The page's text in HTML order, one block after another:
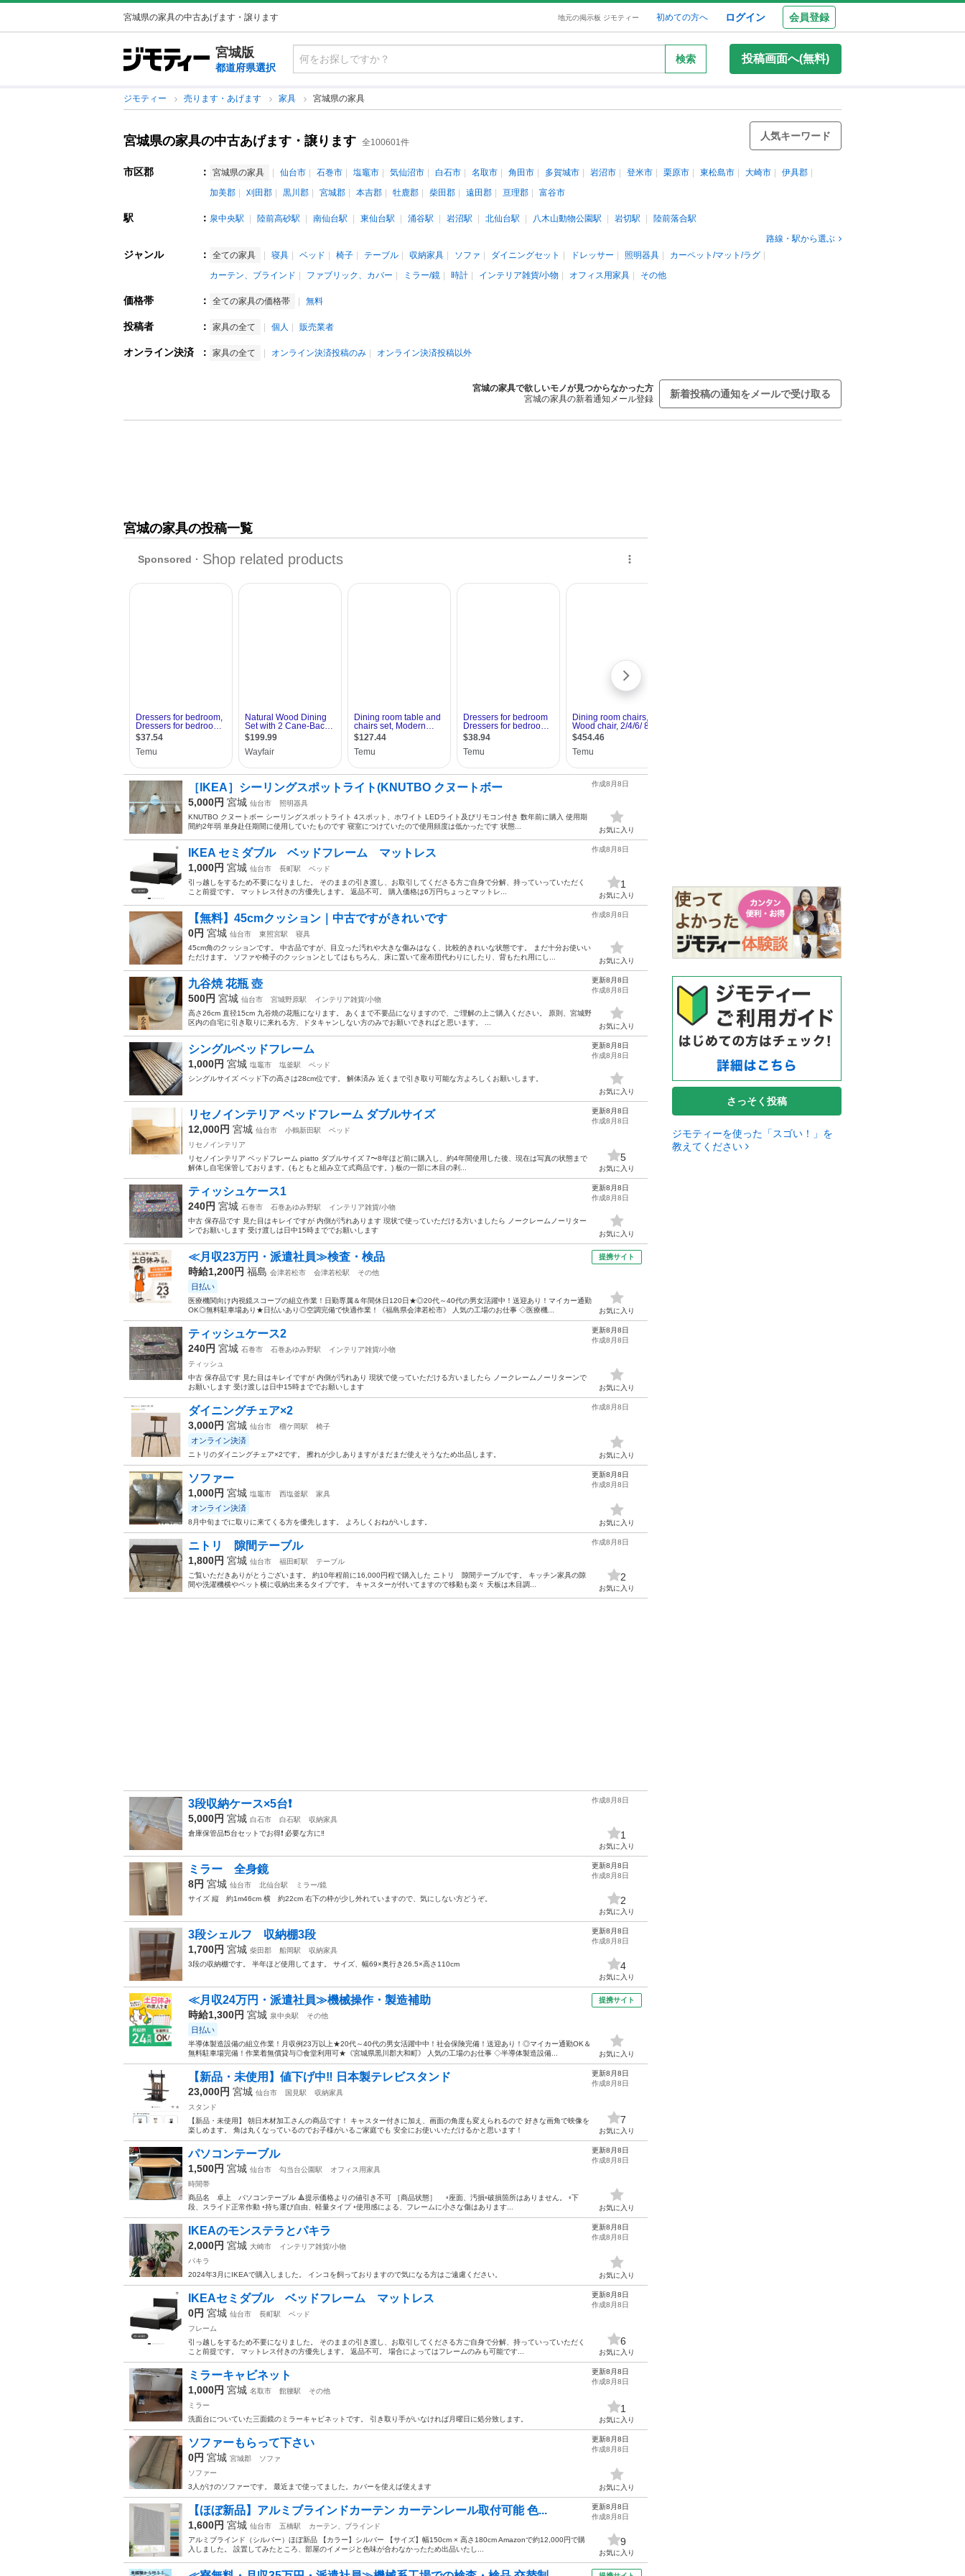
宮城県の家具の中古あげます・譲ります 地元の掲示板 ジモティー 初めての方へ ログイン 会員登録
宮城版
都道府県選択
検索 投稿画面へ(無料)
ジモティー 売ります・あげます 家具 宮城県の家具
宮城県の家具の中古あげます・譲ります 全100601件
人気キーワード
市区郡 ： 宮城県の家具 仙台市 石巻市 塩竈市 気仙沼市 白石市 名取市 角田市 多賀城市 岩沼市 登米市 栗原市 東松島市 大崎市
伊具郡
加美郡
刈田郡 黒川郡 宮城郡 本吉郡 牡鹿郡 柴田郡 遠田郡 亘理郡 富谷市
駅 ： 泉中央駅 陸前高砂駅 南仙台駅 東仙台駅 涌谷駅 岩沼駅 北仙台駅 八木山動物公園駅 岩切駅
陸前落合駅
路線・駅から選ぶ
ジャンル ： 全ての家具 寝具 ベッド 椅子 テーブル 収納家具 ソファ ダイニングセット ドレッサー 照明器具
カーペット/マット/ラグ
カーテン、ブラインド
ファブリック、カバー ミラー/鏡 時計 インテリア雑貨/小物 オフィス用家具 その他
価格帯 ： 全ての家具の価格帯 無料
投稿者 ： 家具の全て 個人 販売業者
オンライン決済 ： 家具の全て オンライン決済投稿のみ オンライン決済投稿以外
宮城の家具で欲しいモノが見つからなかった方
宮城の家具の新着通知メール登録
新着投稿の通知をメールで受け取る
宮城の家具の投稿一覧
［IKEA］シーリングスポットライト(KNUTBO クヌートボー
5,000円 宮城 仙台市
照明器具
KNUTBO クヌートボー シーリングスポットライト 4スポット、ホワイト LEDライト及びリモコン付き 数年前に購入 使用期
間約2年弱 単身赴任期間に使用していたものです 寝室につけていたので使用頻度は低かったです 状態...
作成8月8日
お気に入り
IKEA セミダブル ベッドフレーム マットレス
1,000円 宮城 仙台市 長町駅
ベッド
引っ越しをするため不要になりました。 そのままの引き渡し、お取引してくださる方ご自身で分解、持っていっていただく
こと前提です。 マットレス付きの方優先します。 返品不可。 購入価格は6万円ちょっとマットレ...
作成8月8日
1
お気に入り
【無料】45cmクッション｜中古ですがきれいです
0円 宮城 仙台市 東照宮駅
寝具
45cm角のクッションです。 中古品ですが、目立った汚れや大きな傷みはなく、比較的きれいな状態です。 まだ十分お使いい
ただけます。 ソファや椅子のクッションとしてはもちろん、床に置いて座布団代わりにしたり、背もたれ用にし...
作成8月8日
お気に入り
九谷焼 花瓶 壺
500円 宮城 仙台市 宮城野原駅
インテリア雑貨/小物
高さ26cm 直径15cm 九谷焼の花瓶になります。 あくまで不要品になりますので、ご理解の上ご購入ください。 原則、宮城野
区内の自宅に引き取りに来れる方、ドタキャンしない方のみでお願いできればと思います。 ...
更新8月8日
作成8月8日
お気に入り
シングルベッドフレーム
1,000円 宮城 塩竈市 塩釜駅
ベッド
シングルサイズ ベッド下の高さは28cm位です。 解体済み 近くまで引き取り可能な方よろしくお願いします。
更新8月8日
作成8月8日
お気に入り
リセノインテリア ベッドフレーム ダブルサイズ
12,000円 宮城 仙台市 小鶴新田駅
ベッド
リセノインテリア
リセノインテリア ベッドフレーム piatto ダブルサイズ 7〜8年ほど前に購入し、約4年間使用した後、現在は写真の状態まで
解体し自宅保管しております。(もともと組み立て式商品です。) 板の一部に木目の剥...
更新8月8日
作成8月8日
5
お気に入り
ティッシュケース1
240円 宮城 石巻市 石巻あゆみ野駅
インテリア雑貨/小物
中古 保存品です 見た目はキレイですが 内側が汚れあります 現状で使っていただける方いましたら ノークレームノーリター
ンでお願いします 受け渡しは日中15時まででお願いします
更新8月8日
作成8月8日
お気に入り
≪月収23万円・派遣社員≫検査・検品
時給1,200円 福島 会津若松市 会津若松駅 その他
日払い
医療機関向け内視鏡スコープの組立作業！日勤専属＆年間休日120日★◎20代～40代の男女活躍中！送迎あり！マイカー通勤
OK◎無料駐車場あり★日払いあり◎空調完備で快適作業！《福島県会津若松市》 人気の工場のお仕事 ◇医療機...
提携サイト
お気に入り
ティッシュケース2
240円 宮城 石巻市 石巻あゆみ野駅
インテリア雑貨/小物
ティッシュ
中古 保存品です 見た目はキレイですが 内側が汚れあり 現状で使っていただける方いましたら ノークレームノーリターンで
お願いします 受け渡しは日中15時まででお願いします
更新8月8日
作成8月8日
お気に入り
ダイニングチェア×2
3,000円 宮城 仙台市 榴ケ岡駅 椅子
オンライン決済
ニトリのダイニングチェア×2です。 擦れが少しありますがまだまだ使えそうなため出品します。
作成8月8日
お気に入り
ソファー
1,000円 宮城 塩竈市 西塩釜駅 家具
オンライン決済
8月中旬までに取りに来てくる方を優先します。 よろしくおねがいします。
更新8月8日
作成8月8日
お気に入り
ニトリ 隙間テーブル
1,800円 宮城 仙台市 福田町駅
テーブル
ご覧いただきありがとうございます。 約10年程前に16,000円程で購入した ニトリ 隙間テーブルです。 キッチン家具の隙
間や洗濯機横やベット横に収納出来るタイプです。 キャスターが付いてますので移動も楽々 天板は木目調...
作成8月8日
2
お気に入り
3段収納ケース×5台❗
5,000円 宮城 白石市 白石駅
収納家具
倉庫保管品❗5台セットでお得❗ 必要な方に‼️
作成8月8日
1
お気に入り
ミラー 全身鏡
8円 宮城 仙台市 北仙台駅
ミラー/鏡
サイズ 縦 約1m46cm 横 約22cm 右下の枠が少し外れていますので、気にしない方どうぞ。
更新8月8日
作成8月8日
2
お気に入り
3段シェルフ 収納棚3段
1,700円 宮城 柴田郡 船岡駅
収納家具
3段の収納棚です。 半年ほど使用してます。 サイズ、幅69×奥行き26.5×高さ110cm
更新8月8日
作成8月8日
4
お気に入り
≪月収24万円・派遣社員≫機械操作・製造補助
時給1,300円 宮城 泉中央駅 その他
日払い
半導体製造設備の組立作業！月収例23万以上★20代～40代の男女活躍中中！社会保険完備！送迎あり！◎マイカー通勤OK＆
無料駐車場完備！作業着無償貸与◎食堂利用可★《宮城県黒川郡大和町》 人気の工場のお仕事 ◇半導体製造設備...
提携サイト
お気に入り
【新品・未使用】値下げ中‼️ 日本製テレビスタンド
23,000円 宮城 仙台市 国見駅
収納家具
スタンド
【新品・未使用】 朝日木材加工さんの商品です！ キャスター付きに加え、画面の角度も変えられるので 好きな画角で映像を
楽しめます。 角は丸くなっているのでお子様がいるご家庭でも 安全にお使いいただけるかと思います！
更新8月8日
作成8月8日
7
お気に入り
パソコンテーブル
1,500円 宮城 仙台市 勾当台公園駅
オフィス用家具
時間帯
商品名 卓上 パソコンテーブル 🔺提示価格よりの値引き不可 ［商品状態］ ◦座面、汚損◦破損箇所はありません。 ◦下
段、スライド正常作動 ◦持ち運び自由、軽量タイプ ◦使用感による、フレームに小さな傷はあります...
更新8月8日
作成8月8日
お気に入り
IKEAのモンステラとパキラ
2,000円 宮城 大崎市
インテリア雑貨/小物
パキラ
2024年3月にIKEAで購入しました。 インコを飼っておりますので気になる方はご遠慮ください。
更新8月8日
作成8月8日
お気に入り
IKEAセミダブル ベッドフレーム マットレス
0円 宮城 仙台市 長町駅
ベッド
フレーム
引っ越しをするため不要になりました。 そのままの引き渡し、お取引してくださる方ご自身で分解、持っていっていただく
こと前提です。 マットレス付きの方優先します。 返品不可。 場合によってはフレームのみも可能です...
更新8月8日
作成8月8日
6
お気に入り
ミラーキャビネット
1,000円 宮城 名取市 館腰駅
その他
ミラー
洗面台についていた三面鏡のミラーキャビネットです。 引き取り手がいなければ月曜日に処分致します。
更新8月8日
作成8月8日
1
お気に入り
ソファーもらって下さい
0円 宮城 宮城郡
ソファ
ソファー
3人がけのソファーです。 最近まで使ってました。カバーを使えば使えます
更新8月8日
作成8月8日
お気に入り
【ほぼ新品】アルミブラインドカーテン カーテンレール取付可能 色...
1,600円 宮城 仙台市 五橋駅
カーテン、ブラインド
アルミブラインド（シルバー）ほぼ新品 【カラー】シルバー 【サイズ】幅150cm × 高さ180cm Amazonで約12,000円で購
入しました。 設置してみたところ、部屋のイメージと色味が合わなかったため出品いたし...
更新8月8日
作成8月8日
9
お気に入り
さっそく投稿
ジモティーを使った「スゴい！」を
教えてください